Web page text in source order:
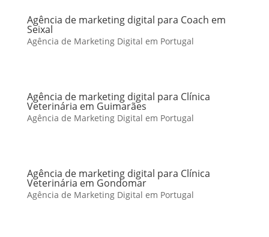
Agência de marketing digital para Coach em
Seixal
Agência de Marketing Digital em Portugal
Agência de marketing digital para Clínica
Veterinária em Guimarães
Agência de Marketing Digital em Portugal
Agência de marketing digital para Clínica
Veterinária em Gondomar
Agência de Marketing Digital em Portugal